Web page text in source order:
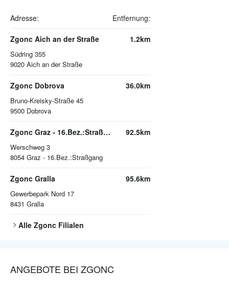
Adresse: Entfernung:
Zgonc Aich an der Straße
Südring 355
9020 Aich an der Straße
1.2km
Zgonc Dobrova
Bruno-Kreisky-Straße 45
9500 Dobrova
36.0km
Zgonc Graz - 16.Bez.:Straßgang
Werschweg 3
8054 Graz - 16.Bez.:Straßgang
92.5km
Zgonc Gralla
Gewerbepark Nord 17
8431 Gralla
95.6km
Alle Zgonc Filialen
ANGEBOTE BEI ZGONC